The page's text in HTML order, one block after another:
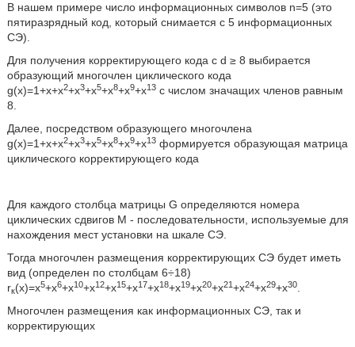
В нашем примере число информационных символов n=5 (это
пятиразрядный код, который снимается с 5 информационных
СЭ).
Для получения корректирующего кода с d ≥ 8 выбирается
образующий многочлен циклического кода
g(x)=1+x+x2+x3+x5+x8+x9+x13с числом значащих членов равным
8.
Далее, посредством образующего многочлена
g(x)=1+x+x2+x3+x5+x8+x9+x13формируется образующая матрица
циклического корректирующего кода
Для каждого столбца матрицы G определяются номера
циклических сдвигов М - последовательности, используемые для
нахождения мест установки на шкале СЭ.
Тогда многочлен размещения корректирующих СЭ будет иметь
вид (определен по столбцам 6÷18)
rк(х)=х5+х6+х10+х12+х15+х17+х18+х19+х20+х21+х24+х29+х30.
Многочлен размещения как информационных СЭ, так и
корректирующих